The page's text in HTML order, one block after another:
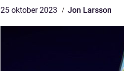
25 oktober 2023 Jon Larsson